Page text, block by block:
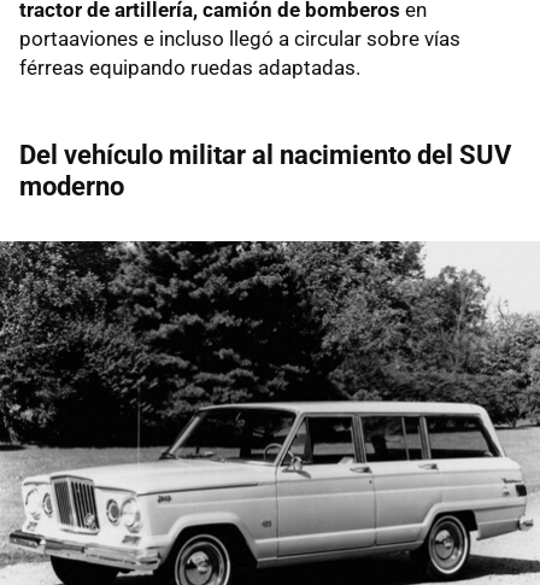
tractor de artillería, camión de bomberos en
portaaviones e incluso llegó a circular sobre vías
férreas equipando ruedas adaptadas.
Del vehículo militar al nacimiento del SUV
moderno